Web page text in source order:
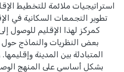
استراتيجيات ملائمة للتخطيط
تطوير التجمعات السكانية في
كمركز لهذا الإقليم للوصول
بعض النظريات والنماذج حول
المتبادلة بين المدينة
بشكل أساسي على المنهج